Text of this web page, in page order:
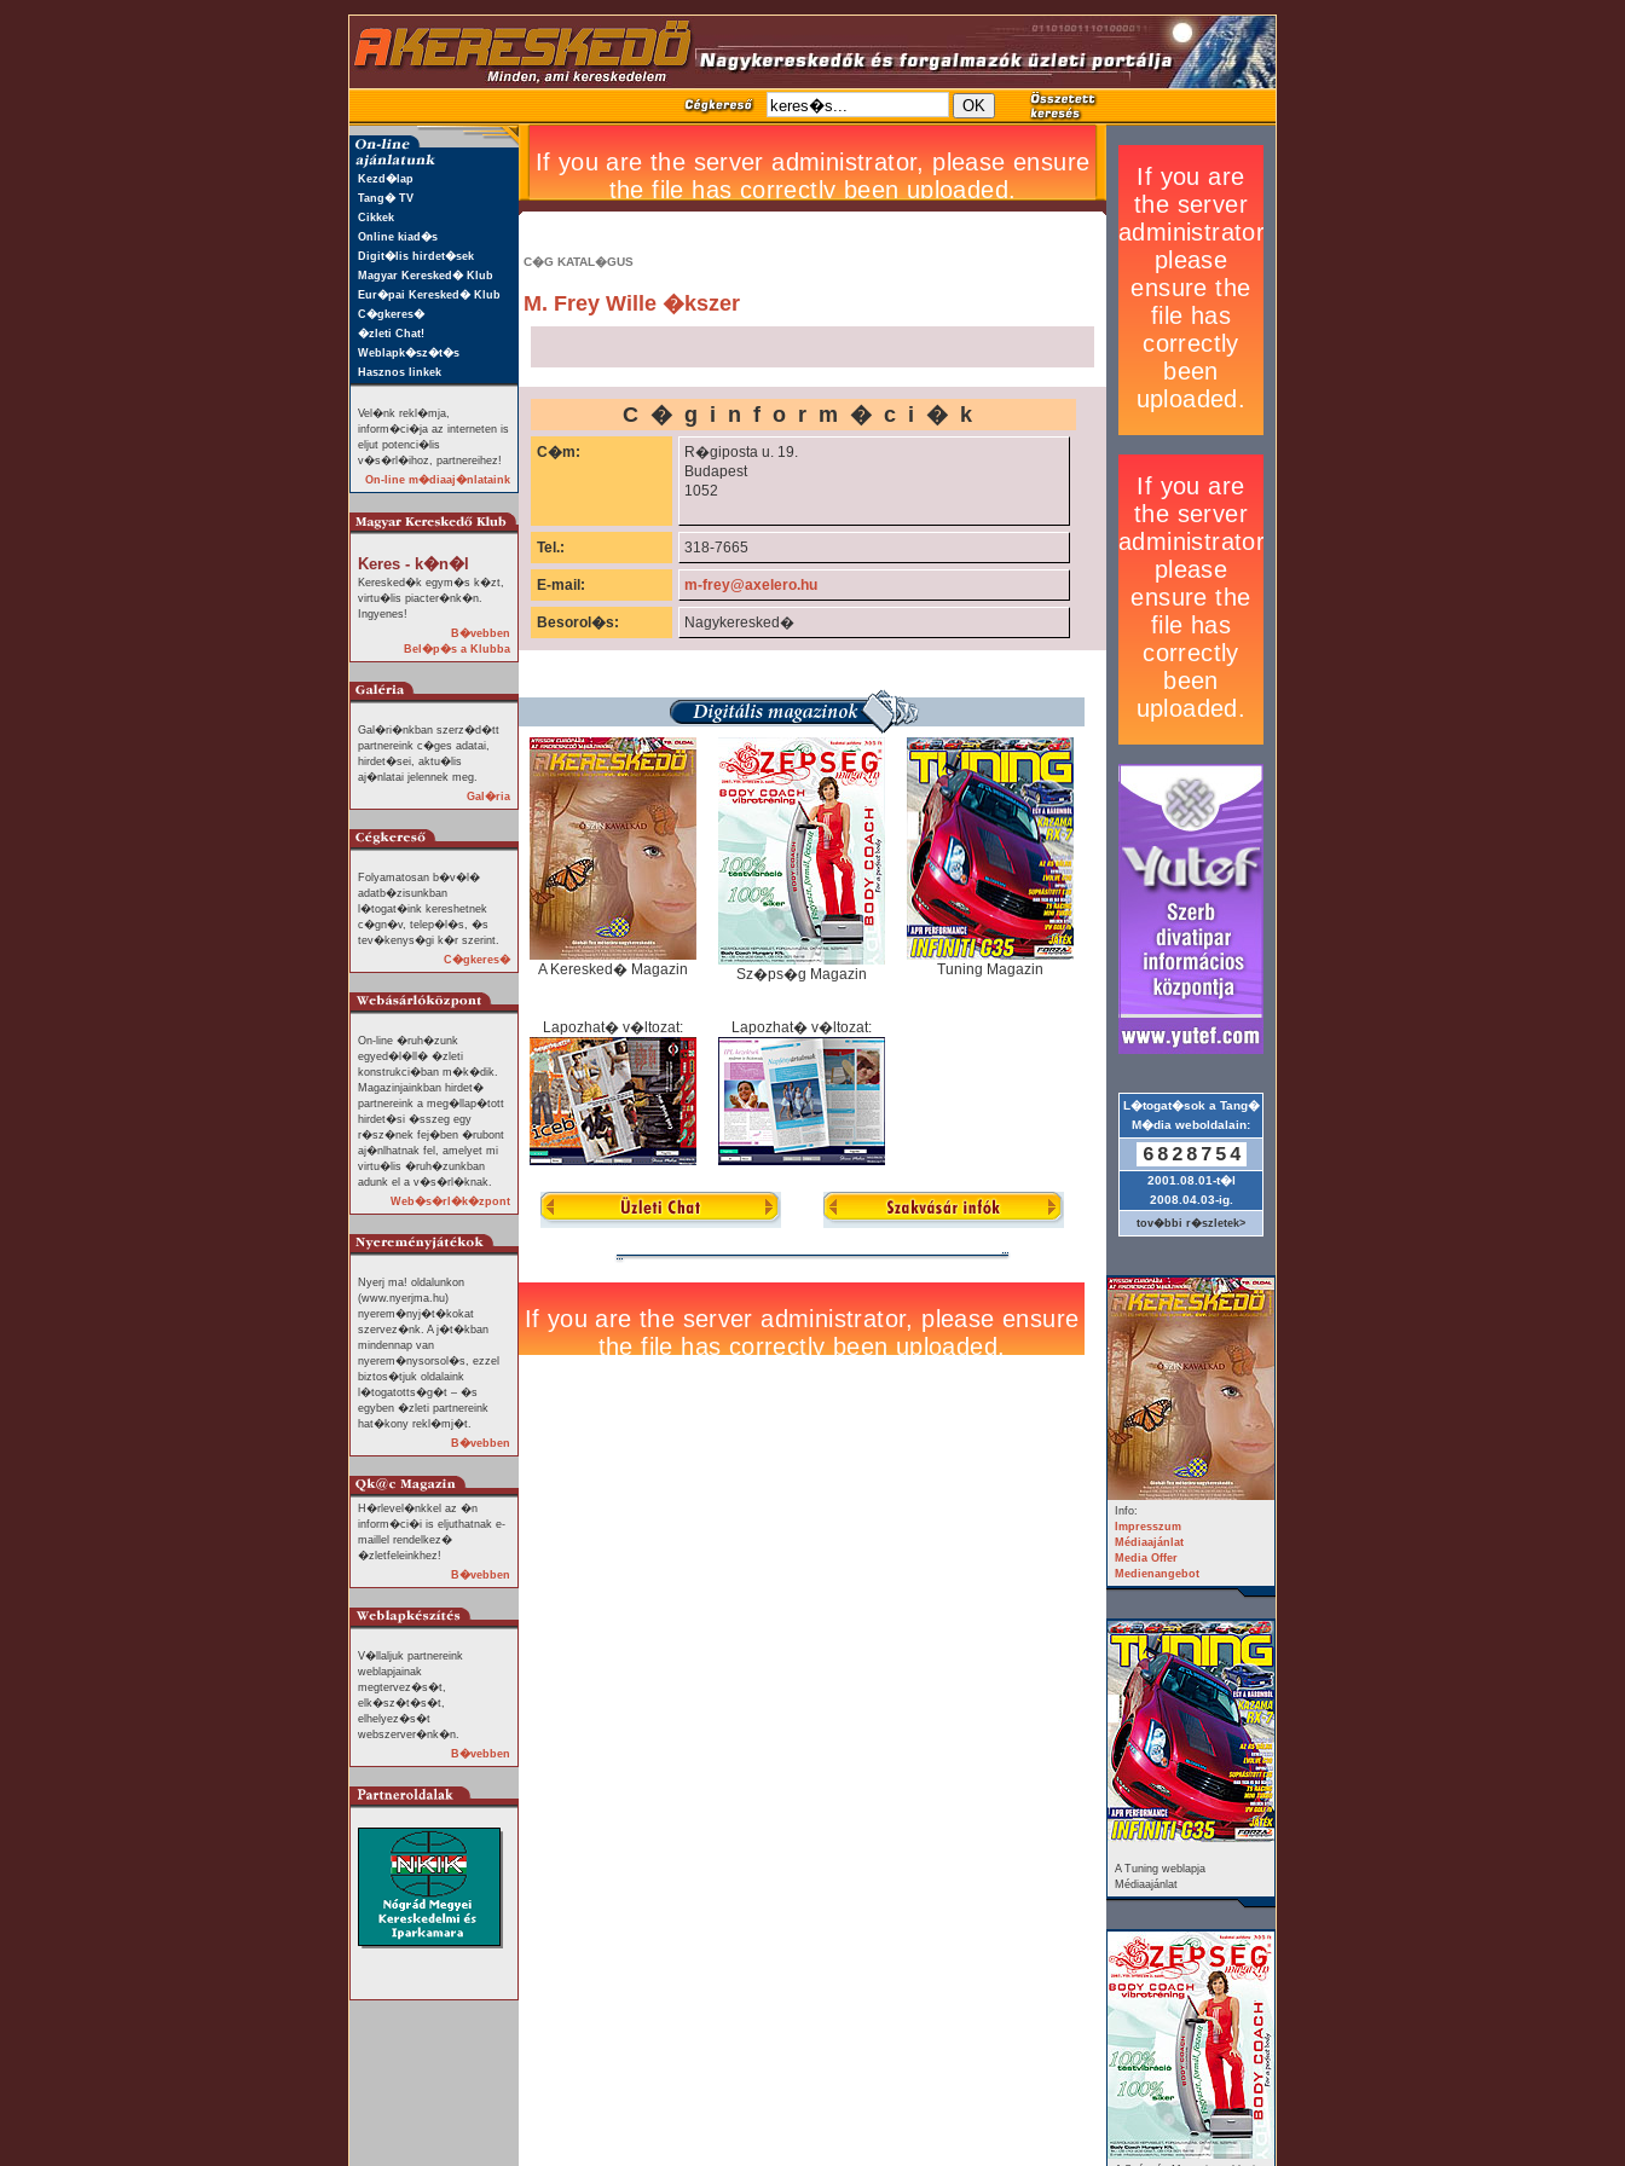
Kezd�lap
Tang� TV
Cikkek
Online kiad�s
Digit�lis hirdet�sek
Magyar Keresked� Klub
Eur�pai Keresked� Klub
C�gkeres�
�zleti Chat!
Weblapk�sz�t�s
Hasznos linkek
Vel�nk rekl�mja,
inform�ci�ja az interneten is
eljut potenci�lis
v�s�rl�ihoz, partnereihez!
On-line m�diaaj�nlataink
Keres - k�n�l
Keresked�k egym�s k�zt,
virtu�lis piacter�nk�n.
Ingyenes!
B�vebben
Bel�p�s a Klubba
Gal�ri�nkban szerz�d�tt
partnereink c�ges adatai,
hirdet�sei, aktu�lis
aj�nlatai jelennek meg.
Gal�ria
Folyamatosan b�v�l�
adatb�zisunkban
l�togat�ink kereshetnek
c�gn�v, telep�l�s, �s
tev�kenys�gi k�r szerint.
C�gkeres�
On-line �ruh�zunk
egyed�l�ll� �zleti
konstrukci�ban m�k�dik.
Magazinjainkban hirdet�
partnereink a meg�llap�tott
hirdet�si �sszeg egy
r�sz�nek fej�ben �rubont
aj�nlhatnak fel, amelyet mi
virtu�lis �ruh�zunkban
adunk el a v�s�rl�knak.
Web�s�rl�k�zpont
Nyerj ma! oldalunkon
(www.nyerjma.hu)
nyerem�nyj�t�kokat
szervez�nk. A j�t�kban
mindennap van
nyerem�nysorsol�s, ezzel
biztos�tjuk oldalaink
l�togatotts�g�t – �s
egyben �zleti partnereink
hat�kony rekl�mj�t.
B�vebben
H�rlevel�nkkel az �n
inform�ci�i is eljuthatnak e-
maillel rendelkez�
�zletfeleinkhez!
B�vebben
V�llaljuk partnereink
weblapjainak
megtervez�s�t,
elk�sz�t�s�t,
elhelyez�s�t
webszerver�nk�n.
B�vebben
C�G KATAL�GUS
M. Frey Wille �kszer
C�ginform�ci�k
C�m:
R�giposta u. 19.
Budapest
1052
Tel.: 318-7665
E-mail: m-frey@axelero.hu
Besorol�s: Nagykeresked�
A Keresked� Magazin Sz�ps�g Magazin Tuning Magazin
Lapozhat� v�ltozat: Lapozhat� v�ltozat:
L�togat�sok a Tang�
M�dia weboldalain:
6828754
2001.08.01-t�l
2008.04.03-ig.
tov�bbi r�szletek>
Info:
Impresszum
Médiaajánlat
Media Offer
Medienangebot
A Tuning weblapja
Médiaajánlat